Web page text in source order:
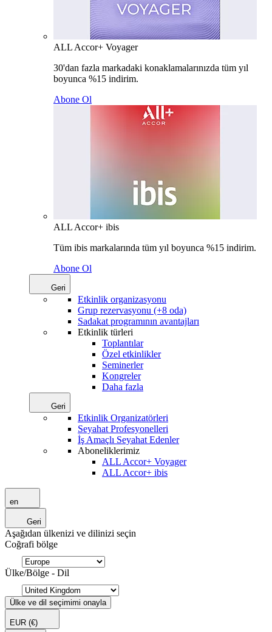
ALL Accor+ Voyager
30'dan fazla markadaki konaklamalarınızda tüm yıl
boyunca %15 indirim.
Abone Ol
ALL Accor+ ibis
Tüm ibis markalarında tüm yıl boyunca %15 indirim.
Abone Ol
Geri
Etkinlik organizasyonu
Grup rezervasyonu (+8 oda)
Sadakat programının avantajları
Etkinlik türleri
Toplantılar
Özel etkinlikler
Seminerler
Kongreler
Daha fazla
Geri
Etkinlik Organizatörleri
Seyahat Profesyonelleri
İş Amaçlı Seyahat Edenler
Aboneliklerimiz
ALL Accor+ Voyager
ALL Accor+ ibis
en
Geri
Aşağıdan ülkenizi ve dilinizi seçin
Coğrafi bölge
Ülke/Bölge - Dil
Ülke ve dil seçimimi onayla
EUR (€)